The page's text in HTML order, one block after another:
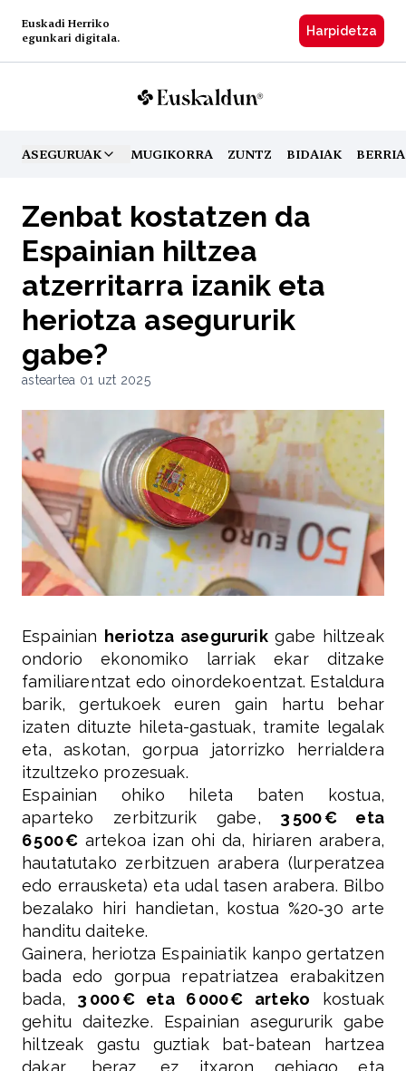
Euskadi Herriko
egunkari digitala.
Harpidetzа
ASEGURUAK
TOGGLE MENU MUGIKORRA ZUNTZ BIDAIAK
Zenbat kostatzen da
Espainian hiltzea
atzerritarra izanik eta
heriotza asegururik
gabe?
asteartea 01 uzt 2025
Espainian heriotza asegururikgabe hiltzeak
ondorio ekonomiko larriak ekar ditzake
familiarentzat edo oinordekoentzat. Estaldura
barik, gertukoek euren gain hartu behar
izaten dituzte hileta-gastuak, tramite legalak
eta, askotan, gorpua jatorrizko herrialdera
itzultzeko prozesuak.
Espainian ohiko hileta baten kostua,
aparteko zerbitzurik gabe, 3 500 € eta
6 500 € artekoa izan ohi da, hiriaren arabera,
hautatutako zerbitzuen arabera (lurperatzea
edo errausketa) eta udal tasen arabera. Bilbo
bezalako hiri handietan, kostua %20‑30 arte
handitu daiteke.
Gainera, heriotza Espainiatik kanpo gertatzen
bada edo gorpua repatriatzea erabakitzen
bada, 3 000 € eta 6 000 € arteko kostuak
gehitu daitezke. Espainian asegururik gabe
hiltzeak gastu guztiak bat-batean hartzea
dakar… beraz, ez itxaron gehiago eta